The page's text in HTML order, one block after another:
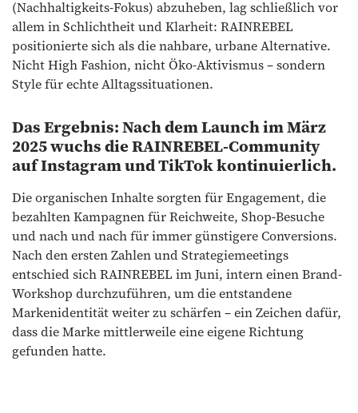
(Nachhaltigkeits-Fokus) abzuheben, lag schließlich vor
allem in Schlichtheit und Klarheit: RAINREBEL
positionierte sich als die nahbare, urbane Alternative.
Nicht High Fashion, nicht Öko-Aktivismus – sondern
Style für echte Alltagssituationen.
Das Ergebnis: Nach dem Launch im März
2025 wuchs die RAINREBEL-Community
auf Instagram und TikTok kontinuierlich.
Die organischen Inhalte sorgten für Engagement, die
bezahlten Kampagnen für Reichweite, Shop-Besuche
und nach und nach für immer günstigere Conversions.
Nach den ersten Zahlen und Strategiemeetings
entschied sich RAINREBEL im Juni, intern einen Brand-
Workshop durchzuführen, um die entstandene
Markenidentität weiter zu schärfen – ein Zeichen dafür,
dass die Marke mittlerweile eine eigene Richtung
gefunden hatte.